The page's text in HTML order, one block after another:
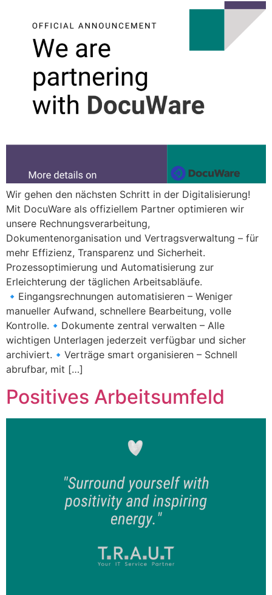
Wir gehen den nächsten Schritt in der Digitalisierung!
Mit DocuWare als offiziellem Partner optimieren wir
unsere Rechnungsverarbeitung,
Dokumentenorganisation und Vertragsverwaltung – für
mehr Effizienz, Transparenz und Sicherheit.
Prozessoptimierung und Automatisierung zur
Erleichterung der täglichen Arbeitsabläufe.
🔹Eingangsrechnungen automatisieren – Weniger
manueller Aufwand, schnellere Bearbeitung, volle
Kontrolle.🔹Dokumente zentral verwalten – Alle
wichtigen Unterlagen jederzeit verfügbar und sicher
archiviert.🔹Verträge smart organisieren – Schnell
abrufbar, mit […]
Positives Arbeitsumfeld